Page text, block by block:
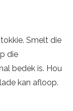
Smelt die
die
bedek is. Hou
kan afloop.